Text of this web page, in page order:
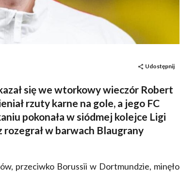
Udostępnij
się we wtorkowy wieczór Robert
rzuty karne na gole, a jego FC
pokonała w siódmej kolejce Ligi
rozegrał w barwach Blaugrany
przeciwko Borussii w Dortmundzie, minęło